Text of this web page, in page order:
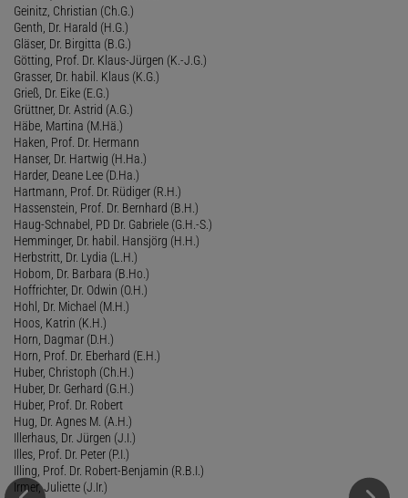
Geinitz, Christian (Ch.G.)
Genth, Dr. Harald (H.G.)
Gläser, Dr. Birgitta (B.G.)
Götting, Prof. Dr. Klaus-Jürgen (K.-J.G.)
Grasser, Dr. habil. Klaus (K.G.)
Grieß, Dr. Eike (E.G.)
Grüttner, Dr. Astrid (A.G.)
Häbe, Martina (M.Hä.)
Haken, Prof. Dr. Hermann
Hanser, Dr. Hartwig (H.Ha.)
Harder, Deane Lee (D.Ha.)
Hartmann, Prof. Dr. Rüdiger (R.H.)
Hassenstein, Prof. Dr. Bernhard (B.H.)
Haug-Schnabel, PD Dr. Gabriele (G.H.-S.)
Hemminger, Dr. habil. Hansjörg (H.H.)
Herbstritt, Dr. Lydia (L.H.)
Hobom, Dr. Barbara (B.Ho.)
Hoffrichter, Dr. Odwin (O.H.)
Hohl, Dr. Michael (M.H.)
Hoos, Katrin (K.H.)
Horn, Dagmar (D.H.)
Horn, Prof. Dr. Eberhard (E.H.)
Huber, Christoph (Ch.H.)
Huber, Dr. Gerhard (G.H.)
Huber, Prof. Dr. Robert
Hug, Dr. Agnes M. (A.H.)
Illerhaus, Dr. Jürgen (J.I.)
Illes, Prof. Dr. Peter (P.I.)
Illing, Prof. Dr. Robert-Benjamin (R.B.I.)
Irmer, Juliette (J.Ir.)